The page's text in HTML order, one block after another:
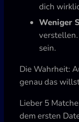
dich
Weniger
sein.
Die Wahrheit:
genau das
Lieber 5
dem ersten